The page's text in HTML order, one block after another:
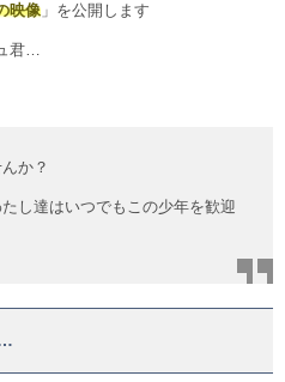
映像 」を公開します
君…
か？
し達はいつでもこの少年を歓迎